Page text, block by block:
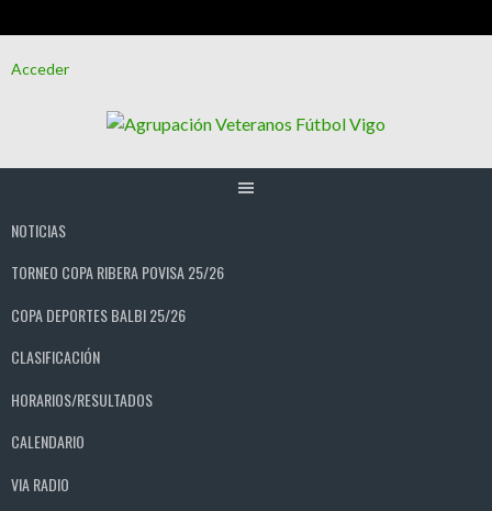
alAcceder
NOTICIAS
TORNEO COPA RIBERA POVISA 25/26
COPA DEPORTES BALBI 25/26
CLASIFICACIÓN
HORARIOS/RESULTADOS
CALENDARIO
VIA RADIO